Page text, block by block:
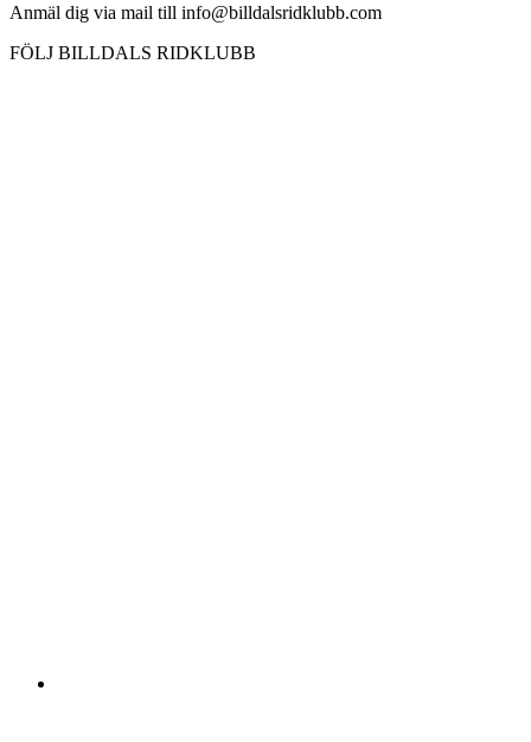
Anmäl dig via mail till info@billdalsridklubb.com
FÖLJ BILLDALS RIDKLUBB